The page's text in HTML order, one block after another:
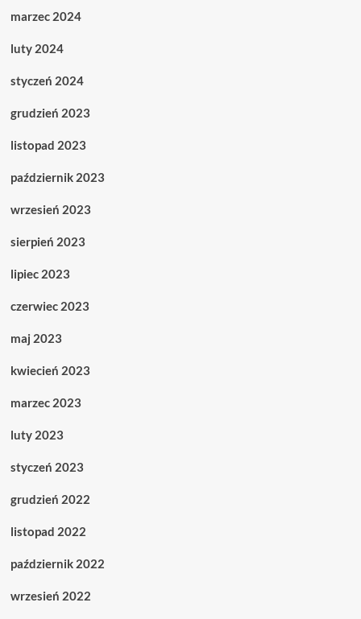
marzec 2024
luty 2024
styczeń 2024
grudzień 2023
listopad 2023
październik 2023
wrzesień 2023
sierpień 2023
lipiec 2023
czerwiec 2023
maj 2023
kwiecień 2023
marzec 2023
luty 2023
styczeń 2023
grudzień 2022
listopad 2022
październik 2022
wrzesień 2022